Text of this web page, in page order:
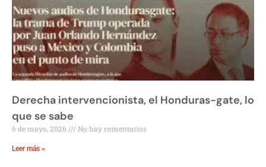
Derecha intervencionista, el Honduras-gate, lo
que se sabe
6 de mayo, 2026 No hay comentarios
Leer más »